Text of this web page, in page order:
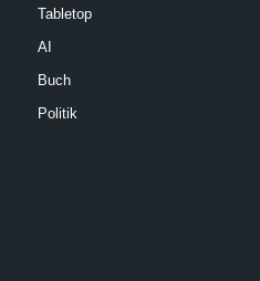
Tabletop
AI
Buch
Politik